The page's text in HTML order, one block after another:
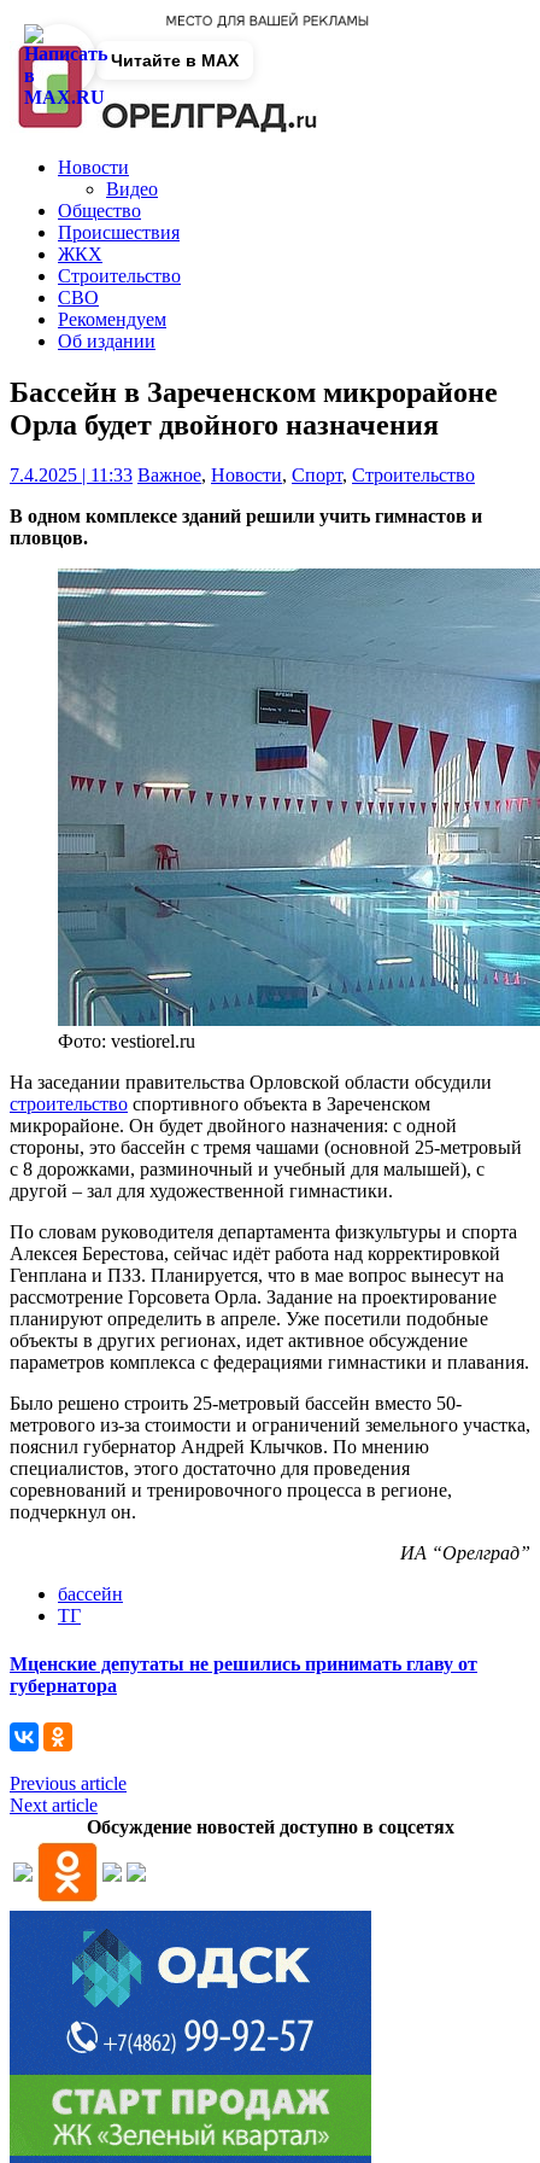
Новости
Видео
Общество
Происшествия
ЖКХ
Строительство
СВО
Рекомендуем
Об издании
Бассейн в Зареченском микрорайоне
Орла будет двойного назначения
7.4.2025 | 11:33 Важное, Новости, Спорт, Строительство
В одном комплексе зданий решили учить гимнастов и
пловцов.
Фото: vestiorel.ru
На заседании правительства Орловской области обсудили
строительство спортивного объекта в Зареченском
микрорайоне. Он будет двойного назначения: с одной
стороны, это бассейн с тремя чашами (основной 25-метровый
с 8 дорожками, разминочный и учебный для малышей), с
другой – зал для художественной гимнастики.
По словам руководителя департамента физкультуры и спорта
Алексея Берестова, сейчас идёт работа над корректировкой
Генплана и ПЗЗ. Планируется, что в мае вопрос вынесут на
рассмотрение Горсовета Орла. Задание на проектирование
планируют определить в апреле. Уже посетили подобные
объекты в других регионах, идет активное обсуждение
параметров комплекса с федерациями гимнастики и плавания.
Было решено строить 25-метровый бассейн вместо 50-
метрового из-за стоимости и ограничений земельного участка,
пояснил губернатор Андрей Клычков. По мнению
специалистов, этого достаточно для проведения
соревнований и тренировочного процесса в регионе,
подчеркнул он.
ИА “Орелград”
бассейн
ТГ
Мценские депутаты не решились принимать главу от
губернатора
Previous article
Next article
Обсуждение новостей доступно в соцсетях
Читайте в MAX